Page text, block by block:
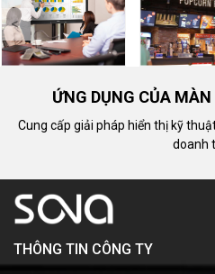
<
ỨNG DỤNG CỦA
Cung cấp giải pháp hiển thị kỹ
doanh
THÔNG TIN CÔNG TY